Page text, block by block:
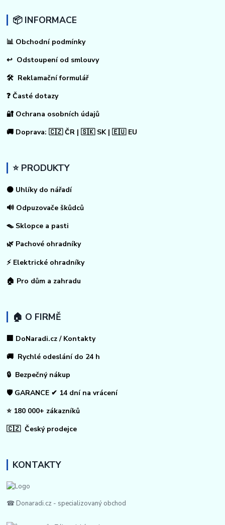
📦 INFORMACE
📊 Obchodní podmínky
↩ Odstoupení od smlouvy
🛠 Reklamační formulář
❓ Časté dotazy
🔐 Ochrana osobních údajů
🚚 Doprava: 🇨🇿 ČR | 🇸🇰 SK | 🇪🇺 EU
⭐ PRODUKTY
⚫ Uhlíky do nářadí
🔊 Odpuzovače škůdců
🪤 Sklopce a pasti
🌿 Pachové ohradníky
⚡ Elektrické ohradníky
🏠 Pro dům a zahradu
🏠 O FIRMĚ
🏢 DoNaradi.cz / Kontakty
🚚 Rychlé odeslání do 24 h
🔒 Bezpečný nákup
🛡️ GARANCE ✔ 14 dní na vrácení
⭐ 180 000+ zákazníků
🇨🇿 Český prodejce
KONTAKTY
☎ Donaradi.cz - specializovaný obchod